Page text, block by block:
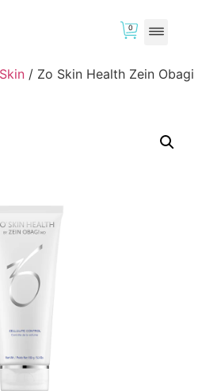
0
/ Zo Skin Health Zein Obagi